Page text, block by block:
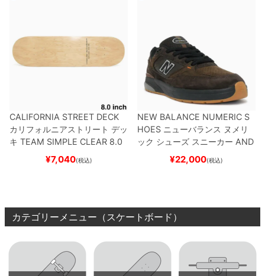
CALIFORNIA STREET DECK
カリフォルニアストリート デッ
キ TEAM SIMPLE CLEAR 8.0
ブランク（DSM）
ード スケボー
¥7,040(税込)
NEW BALANCE NUMERIC S
HOES ニューバランス ヌメリ
ック シューズ スニーカー AND
REW REYNOLDS 933
BROWN/BLACKスケート
¥22,000(税込)
カテゴリーメニュー（スケートボード）